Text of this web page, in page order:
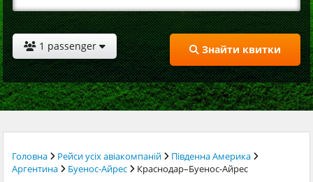
1 passenger Знайти квитки
Головна Рейси усіх авіакомпаній
Південна Америка
Аргентина
Буенос-Айрес Краснодар–Буенос-Айрес